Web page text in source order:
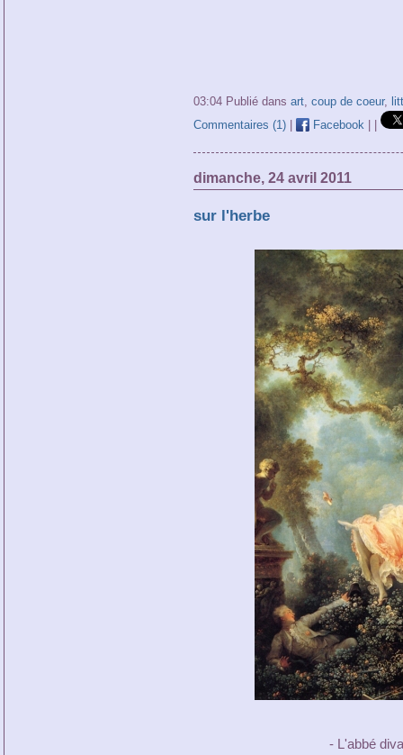
03:04 Publié dans art, coup de coeur,
Commentaires (1)| Facebook | |
dimanche, 24 avril 2011
sur l'herbe
- L'abbé